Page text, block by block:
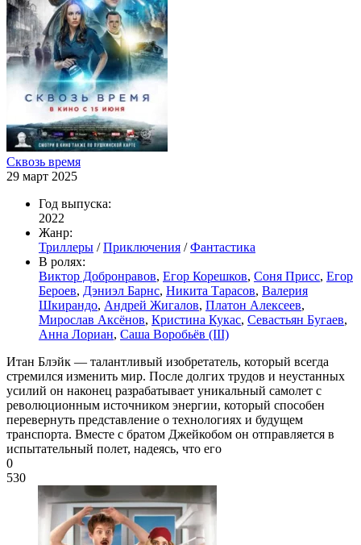
Сквозь время
29 март 2025
Год выпуска:
2022
Жанр:
Триллеры /Приключения /Фантастика
В ролях:
Виктор Добронравов, Егор Корешков, Соня Присс, Егор
Бероев, Дэниэл Барнс, Никита Тарасов, Валерия
Шкирандо, Андрей Жигалов, Платон Алексеев,
Мирослав Аксёнов, Кристина Кукас, Севастьян Бугаев,
Анна Лориан, Саша Воробьёв (III)
Итан Блэйк — талантливый изобретатель, который всегда
стремился изменить мир. После долгих трудов и неустанных
усилий он наконец разрабатывает уникальный самолет с
революционным источником энергии, который способен
перевернуть представление о технологиях и будущем
транспорта. Вместе с братом Джейкобом он отправляется в
испытательный полет, надеясь, что его
0
530